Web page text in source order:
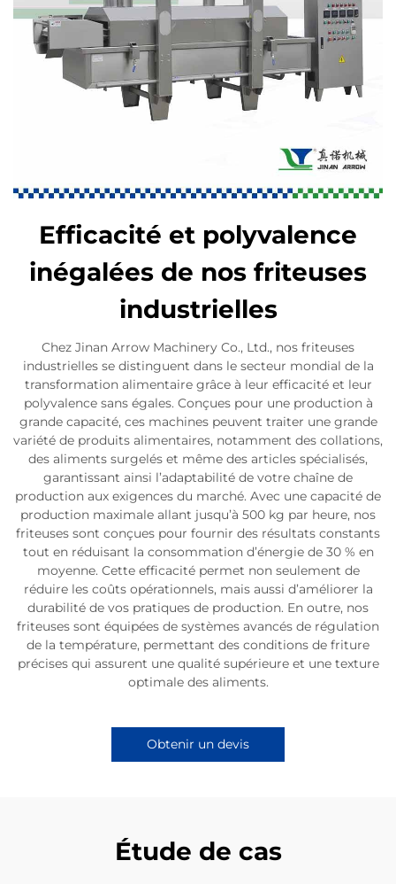
Efficacité et polyvalence
inégalées de nos friteuses
industrielles
Chez Jinan Arrow Machinery Co., Ltd., nos friteuses
industrielles se distinguent dans le secteur mondial de la
transformation alimentaire grâce à leur efficacité et leur
polyvalence sans égales. Conçues pour une production à
grande capacité, ces machines peuvent traiter une grande
variété de produits alimentaires, notamment des collations,
des aliments surgelés et même des articles spécialisés,
garantissant ainsi l’adaptabilité de votre chaîne de
production aux exigences du marché. Avec une capacité de
production maximale allant jusqu’à 500 kg par heure, nos
friteuses sont conçues pour fournir des résultats constants
tout en réduisant la consommation d’énergie de 30 % en
moyenne. Cette efficacité permet non seulement de
réduire les coûts opérationnels, mais aussi d’améliorer la
durabilité de vos pratiques de production. En outre, nos
friteuses sont équipées de systèmes avancés de régulation
de la température, permettant des conditions de friture
précises qui assurent une qualité supérieure et une texture
optimale des aliments.
Obtenir un devis
Étude de cas